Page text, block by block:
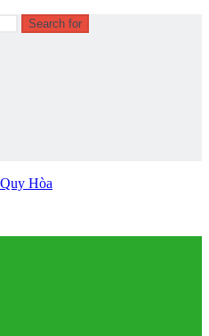
Search for